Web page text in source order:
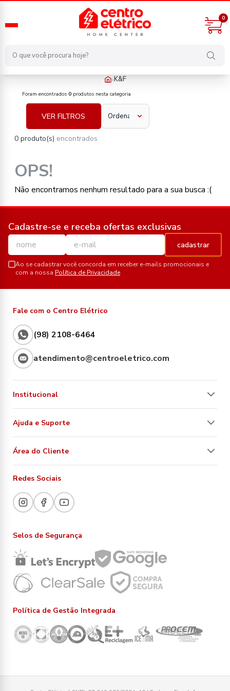
0
›K&F
fabricante/kef
Foram encontrados 0 produtos nesta categoria
VER FILTROS
0 produto(s) encontrados
OPS!
Não encontramos nenhum resultado para a sua busca :(
Cadastre-se e receba ofertas exclusivas
cadastrar
Ao se cadastrar você concorda em receber e-mails promocionais e
com a nossa Política de Privacidade
Fale com o Centro Elétrico
(98) 2108-6464
atendimento@centroeletrico.com
Institucional
Ajuda e Suporte
Área do Cliente
Redes Sociais
Selos de Segurança
Política de Gestão Integrada